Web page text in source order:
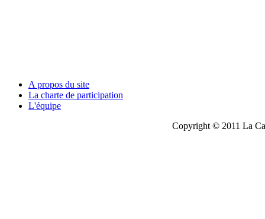
A propos du site
La charte de participation
L'équipe
Copyright © 2011 La